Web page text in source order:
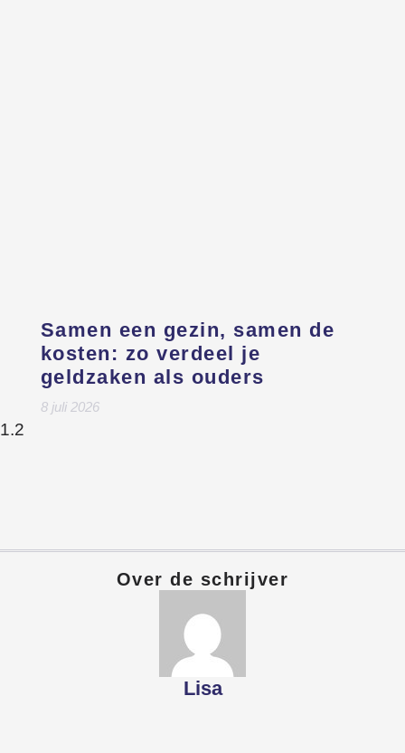
Samen een gezin, samen de
kosten: zo verdeel je
geldzaken als ouders
8 juli 2026
Over de schrijver
Lisa